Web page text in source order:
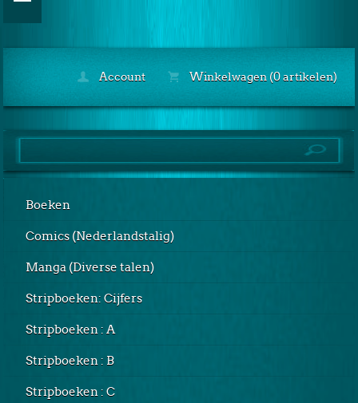
Account Winkelwagen (0 artikelen)
Boeken
Comics (Nederlandstalig)
Manga (Diverse talen)
Stripboeken: Cijfers
Stripboeken : A
Stripboeken : B
Stripboeken : C